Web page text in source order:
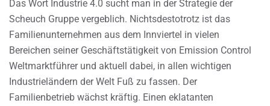
Das Wort Industrie 4.0 sucht man in der Strategie der
Scheuch Gruppe vergeblich. Nichtsdestotrotz ist das
Familienunternehmen aus dem Innviertel in vielen
Bereichen seiner Geschäftstätigkeit von Emission Control
Weltmarktführer und aktuell dabei, in allen wichtigen
Industrieländern der Welt Fuß zu fassen. Der
Familienbetrieb wächst kräftig. Einen eklatanten